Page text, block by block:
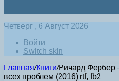
Четверг , 6 Август 2026
Войти
Switch skin
Главная/Книги/Ричард Фербер
всех проблем (2016) rtf, fb2